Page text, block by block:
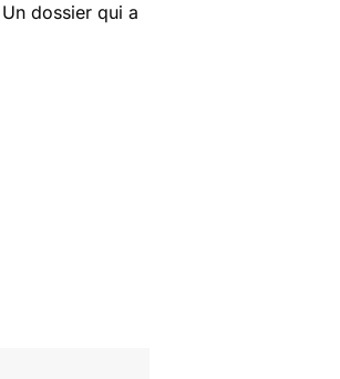
dossier qui a